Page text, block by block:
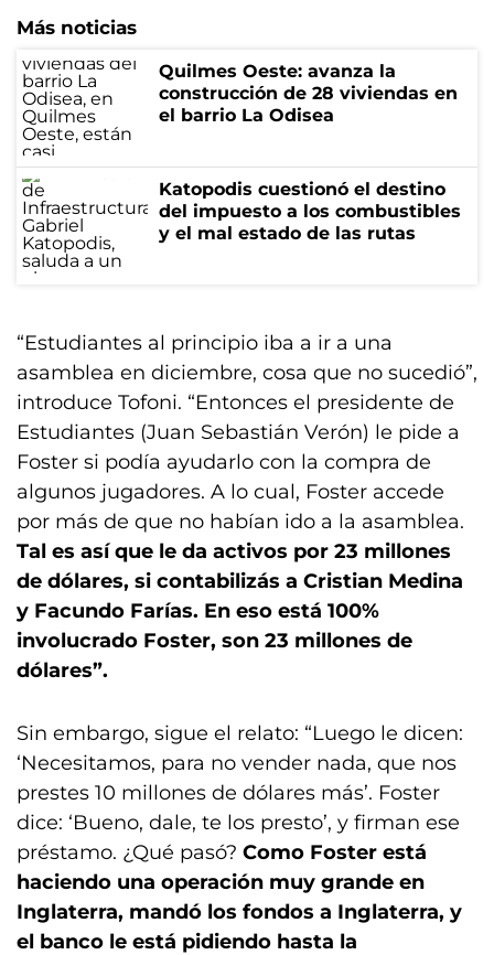
Más noticias
Quilmes Oeste: avanza la
construcción de 28 viviendas en
el barrio La Odisea
Katopodis cuestionó el destino
del impuesto a los combustibles
y el mal estado de las rutas
“Estudiantes al principio iba a ir a una
asamblea en diciembre, cosa que no sucedió”,
introduce Tofoni. “Entonces el presidente de
Estudiantes (Juan Sebastián Verón) le pide a
Foster si podía ayudarlo con la compra de
algunos jugadores. A lo cual, Foster accede
por más de que no habían ido a la asamblea.
Tal es así que le da activos por 23 millones
de dólares, si contabilizás a Cristian Medina
y Facundo Farías. En eso está 100%
involucrado Foster, son 23 millones de
dólares”.
Sin embargo, sigue el relato: “Luego le dicen:
‘Necesitamos, para no vender nada, que nos
prestes 10 millones de dólares más’. Foster
dice: ‘Bueno, dale, te los presto’, y firman ese
préstamo. ¿Qué pasó? Como Foster está
haciendo una operación muy grande en
Inglaterra, mandó los fondos a Inglaterra, y
el banco le está pidiendo hasta la